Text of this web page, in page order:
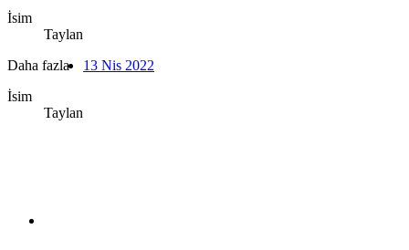
İsim
Taylan
Daha fazla
İsim
Taylan
13 Nis 2022